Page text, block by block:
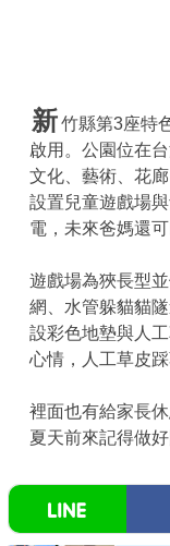
新竹縣第3座特
啟用。公園位在
文化、藝術、花
設置兒童遊戲場
電，未來爸媽還可
遊戲場為狹長型
網、水管躲貓貓
設彩色地墊與人
心情，人工草皮
裡面也有給家長
夏天前來記得做好